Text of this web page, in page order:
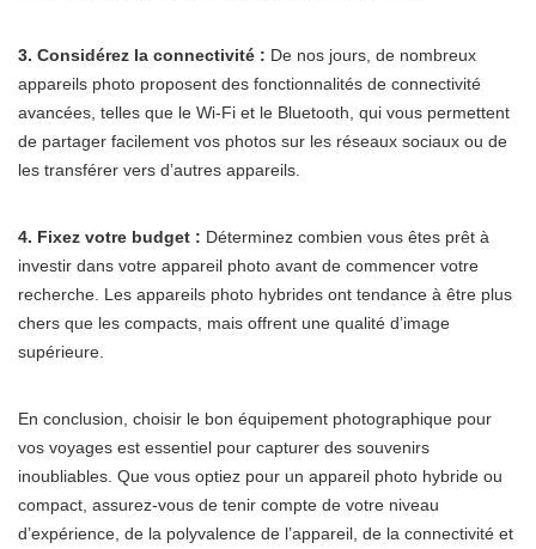
3. Considérez la connectivité : De nos jours, de nombreux
appareils photo proposent des fonctionnalités de connectivité
avancées, telles que le Wi-Fi et le Bluetooth, qui vous permettent
de partager facilement vos photos sur les réseaux sociaux ou de
les transférer vers d’autres appareils.
4. Fixez votre budget : Déterminez combien vous êtes prêt à
investir dans votre appareil photo avant de commencer votre
recherche. Les appareils photo hybrides ont tendance à être plus
chers que les compacts, mais offrent une qualité d’image
supérieure.
En conclusion, choisir le bon équipement photographique pour
vos voyages est essentiel pour capturer des souvenirs
inoubliables. Que vous optiez pour un appareil photo hybride ou
compact, assurez-vous de tenir compte de votre niveau
d’expérience, de la polyvalence de l’appareil, de la connectivité et